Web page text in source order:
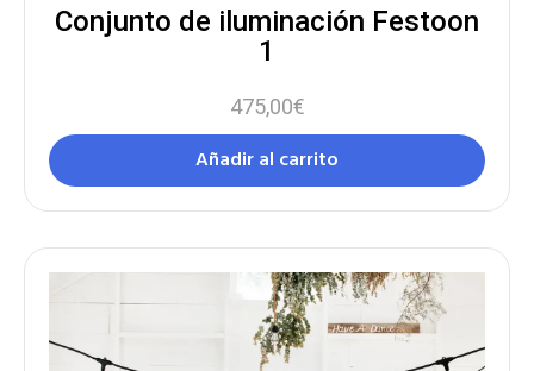
Conjunto de iluminación Festoon
1
475,00€
Añadir al carrito